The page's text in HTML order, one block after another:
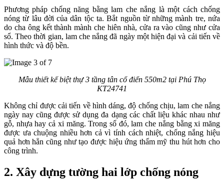
Phương pháp chống năng bằng lam che nắng là một cách chống
nóng từ lâu đời của dân tộc ta. Bắt nguồn từ những mành tre, nứa
do cha ông kết thành mành che hiên nhà, cửa ra vào cũng như cửa
sổ. Theo thời gian, lam che nắng đã ngày một hiện đại và cải tiến về
hình thức và độ bền.
Mẫu thiết kế biệt thự 3 tầng tân cổ điển 550m2 tại Phú Thọ
KT24741
Không chỉ được cải tiến về hình dáng, độ chống chịu, lam che nắng
ngày nay cũng được sử dụng đa dạng các chất liệu khác nhau như
gỗ, nhựa hay cả xi măng. Trong số đó, lam che nắng bằng xi măng
được ưa chuộng nhiều hơn cả vì tính cách nhiệt, chống nắng hiệu
quả hơn hẳn cũng như tạo được hiệu ứng thẩm mỹ thu hút hơn cho
công trình.
2. Xây dựng tường hai lớp chống nóng